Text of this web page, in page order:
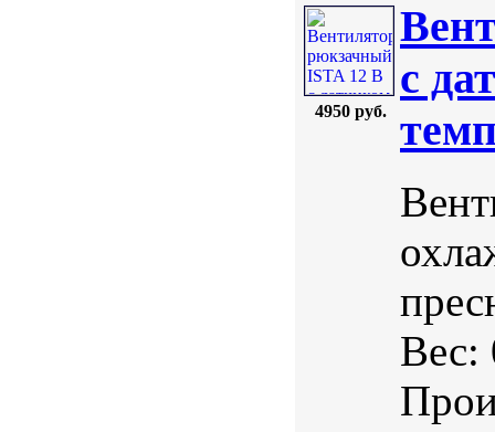
4950 руб.
с
Вес: